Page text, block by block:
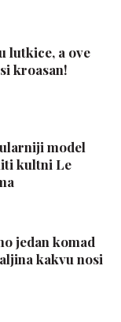
lutkice, a ove
kroasan!
model
kultni Le
jedan komad
kakvu nosi